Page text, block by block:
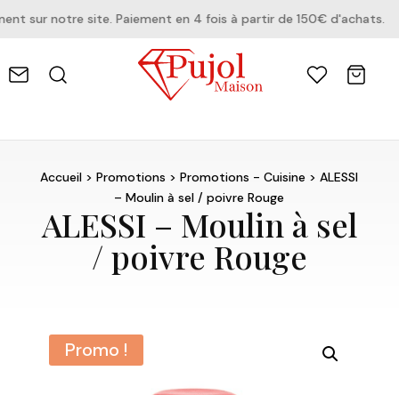
sur notre site. Paiement en 4 fois à partir de 150€ d'achats.
Accueil >Promotions >Promotions - Cuisine > ALESSI
– Moulin à sel / poivre Rouge
ALESSI – Moulin à sel
/ poivre Rouge
Promo !